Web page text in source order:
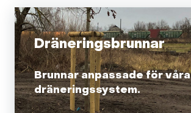
Dräneringsbrunnar
Brunnar anpassade för våra
dräneringssystem.